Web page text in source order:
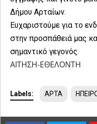
Δήμου Αρταίων.
Ευχαριστούμε για το
στην προσπάθειά μας
σημαντικό γεγονός.
ΑΙΤΗΣΗ-ΕΘΕΛΟΝΤΗ
Labels: ΑΡΤΑ